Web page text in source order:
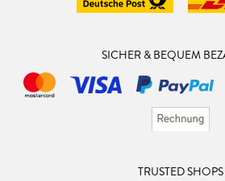
SICHER & BEQUEM
TRUSTED SHOPS